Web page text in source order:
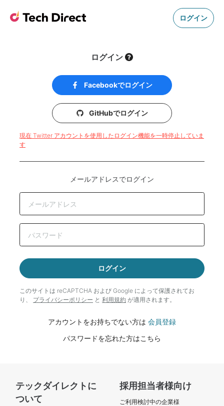
ログイン
ログイン
Facebookでログイン
GitHubでログイン
現在 Twitter アカウントを使用したログイン機能を一時停止していま
す
メールアドレスでログイン
ログイン
このサイトは reCAPTCHA および Google によって保護されてお
り、 プライバシーポリシー と 利用規約 が適用されます。
アカウントをお持ちでない方は 会員登録
パスワードを忘れた方はこちら
テックダイレクトに
ついて
採用担当者様向け
ご利用検討中の企業様